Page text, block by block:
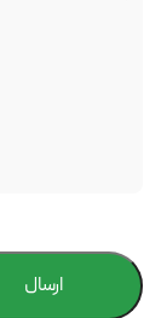
ارسال